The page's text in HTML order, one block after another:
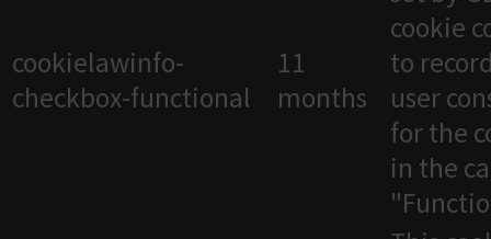
cookielawinfo-
checkbox-functional
11
months
cookie
to
user
for the
in the